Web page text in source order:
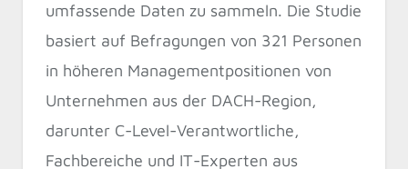
umfassende Daten zu sammeln. Die Studie
basiert auf Befragungen von 321 Personen
in höheren Managementpositionen von
Unternehmen aus der DACH-Region,
darunter C-Level-Verantwortliche,
Fachbereiche und IT-Experten aus